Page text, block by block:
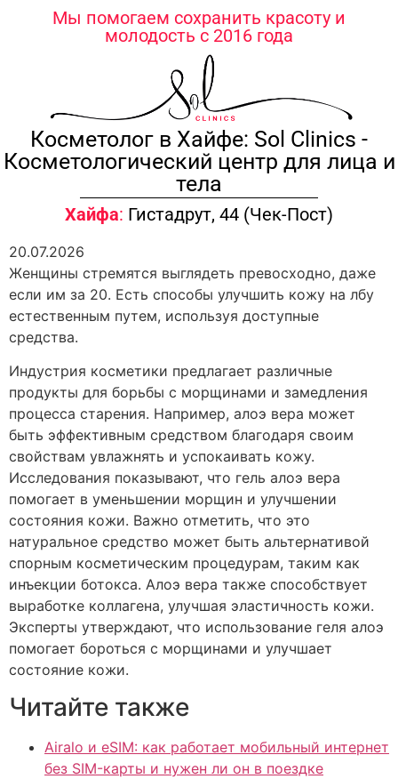
содержимомуМы помогаем сохранить красоту и
молодость с 2016 года
Косметолог в Хайфе: Sol Clinics -
Косметологический центр для лица и
тела
Хайфа: Гистадрут, 44 (Чек-Пост)
20.07.2026
Женщины стремятся выглядеть превосходно, даже
если им за 20. Есть способы улучшить кожу на лбу
естественным путем, используя доступные
средства.
Индустрия косметики предлагает различные
продукты для борьбы с морщинами и замедления
процесса старения. Например, алоэ вера может
быть эффективным средством благодаря своим
свойствам увлажнять и успокаивать кожу.
Исследования показывают, что гель алоэ вера
помогает в уменьшении морщин и улучшении
состояния кожи. Важно отметить, что это
натуральное средство может быть альтернативой
спорным косметическим процедурам, таким как
инъекции ботокса. Алоэ вера также способствует
выработке коллагена, улучшая эластичность кожи.
Эксперты утверждают, что использование геля алоэ
помогает бороться с морщинами и улучшает
состояние кожи.
Читайте также
Airalo и eSIM: как работает мобильный интернет
без SIM-карты и нужен ли он в поездке